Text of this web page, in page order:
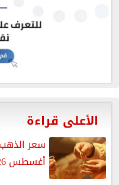
الأعلى قراءة
أغسطس 2026